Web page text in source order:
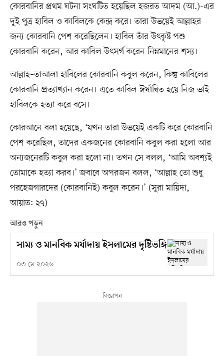
কোরবানির প্রথম ঘটনা সংঘটিত হয়েছিল হজরত আদম (আ.)-এর
দুই পুত্র হাবিল ও কাবিলকে কেন্দ্র করে। তারা উভয়েই আল্লাহর
জন্য কোরবানি পেশ করেছিলেন। হাবিল তাঁর উৎকৃষ্ট পশু
কোরবানি করেন, আর কাবিল উৎসর্গ করেন নিম্নমানের শস্য।
আল্লাহ–তাআলা হাবিলের কোরবানি কবুল করেন, কিন্তু কাবিলের
কোরবানি প্রত্যাখ্যান করেন। এতে কাবিল ঈর্ষান্বিত হয়ে নিজ ভাই
হাবিলকে হত্যা করে বসে।
কোরআনে বলা হয়েছে, ‘যখন তারা উভয়েই একটি করে কোরবানি
পেশ করেছিল, তাদের একজনের কোরবানি কবুল করা হলো আর
অন্যজনেরটি কবুল করা হলো না। তখন সে বলল, ‘আমি অবশ্যই
তোমাকে হত্যা করব।’ জবাবে অপরজন বলল, ‘আল্লাহ তো শুধু
পরহেজগারদের (কোরবানিই) কবুল করেন।’ (সুরা মায়িদা,
আয়াত: ২৭)
আরও পড়ুন
সাম্য ও মানবিক মর্যাদায় ইসলামের দৃষ্টিভঙ্গি
০৩ মে ২০২৬